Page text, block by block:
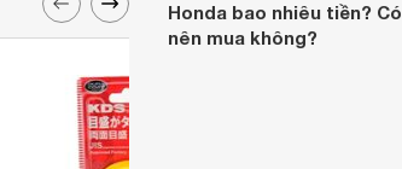
Honda bao nhiêu tiền? Có
nên mua không?